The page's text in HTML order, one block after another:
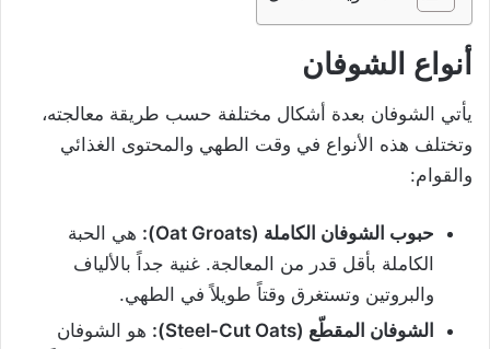
أنواع الشوفان
يأتي الشوفان بعدة أشكال مختلفة حسب طريقة معالجته،
وتختلف هذه الأنواع في وقت الطهي والمحتوى الغذائي
والقوام:
حبوب الشوفان الكاملة (Oat Groats):
هي الحبة
الكاملة بأقل قدر من المعالجة. غنية جداً بالألياف
والبروتين وتستغرق وقتاً طويلاً في الطهي.
الشوفان المقطّع (Steel-Cut Oats):
هو الشوفان